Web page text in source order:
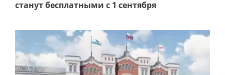
станут бесплатными с 1 сентября